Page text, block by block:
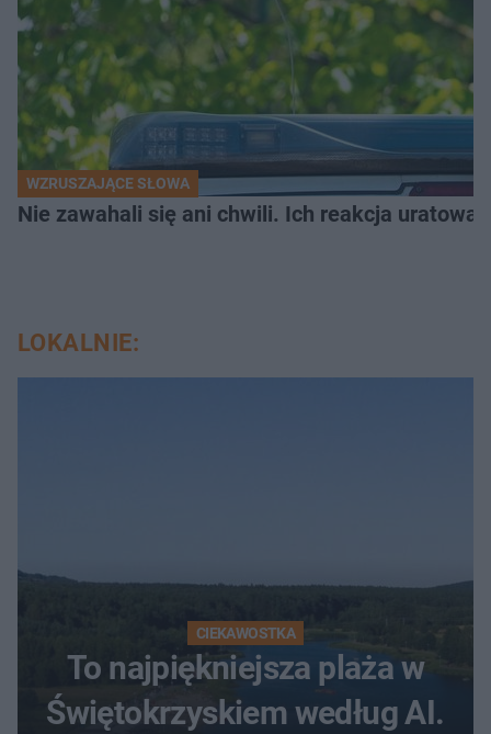
WZRUSZAJĄCE SŁOWA
Nie zawahali się ani chwili. Ich reakcja
LOKALNIE:
CIEKAWOSTKA
To najpiękniejsza plaża w
Świętokrzyskiem według AI.